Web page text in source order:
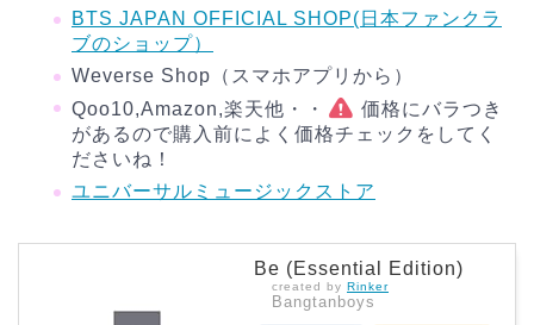
BTS JAPAN OFFICIAL SHOP(日本ファンクラ
ブのショップ）
Weverse Shop（スマホアプリから）
Qoo10,Amazon,楽天他・・
価格にバラつき
があるので購入前によく価格チェックをしてく
ださいね！
ユニバーサルミュージックストア
Be (Essential Edition)
created by Rinker
Bangtanboys